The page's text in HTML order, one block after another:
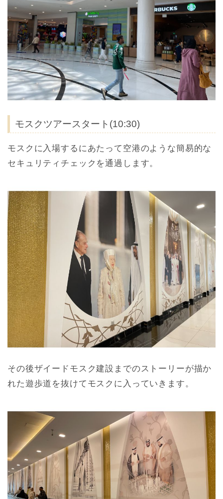
モスクツアースタート(10:30)
モスクに入場するにあたって空港のような簡易的な
セキュリティチェックを通過します。
その後ザイードモスク建設までのストーリーが描か
れた遊歩道を抜けてモスクに入っていきます。